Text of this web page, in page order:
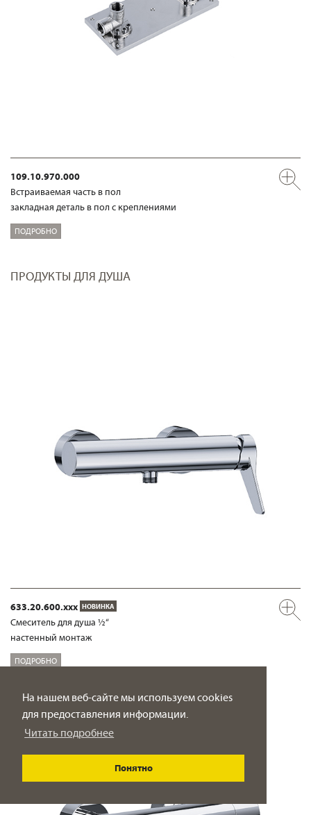
На нашем веб-сайте мы используем cookies
для предоставления информации.
Читать подробнее
Понятно
109.10.970.000
Встраиваемая часть в пол
закладная деталь в пол с креплениями
ПОДРОБНО
ПРОДУКТЫ ДЛЯ ДУША
633.20.600.xxx НОВИНКА
Смеситель для душа ½“
настенный монтаж
ПОДРОБНО